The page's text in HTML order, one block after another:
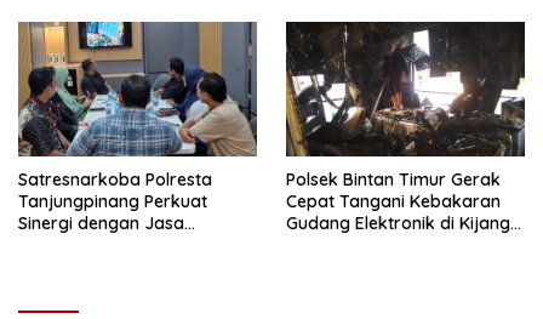
Satresnarkoba Polresta
Tanjungpinang Perkuat
Sinergi dengan Jasa
Polsek Bintan Timur Gerak
Cepat Tangani Kebakaran
Gudang Elektronik di Kijang